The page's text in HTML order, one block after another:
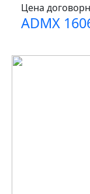
Цена
ADMX